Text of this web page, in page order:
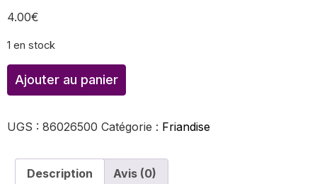
4.00€
1 en stock
Ajouter au panier
UGS : 86026500 Catégorie : Friandise
Description Avis (0)